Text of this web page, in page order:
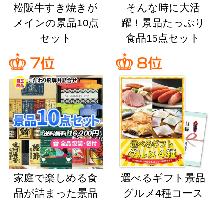
松阪牛すき焼きが
メインの景品10点
セット
そんな時に大活
躍！景品たっぷり
食品15点セット
家庭で楽しめる食
品が詰まった景品
選べるギフト景品
グルメ4種コース